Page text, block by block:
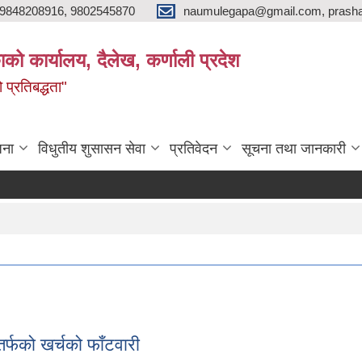
9848208916, 9802545870 naumulegapa@gmail.com,
कार्यालय, दैलेख, कर्णाली प्रदेश
विधुतीय शुसासन सेवा प्रतिवेदन सूचना तथा जानकारी
खर्चको फाँटवारी